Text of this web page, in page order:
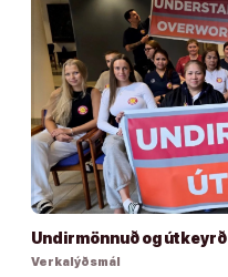
Undirmönnuð og útkeyrð
Verkalýðsmál